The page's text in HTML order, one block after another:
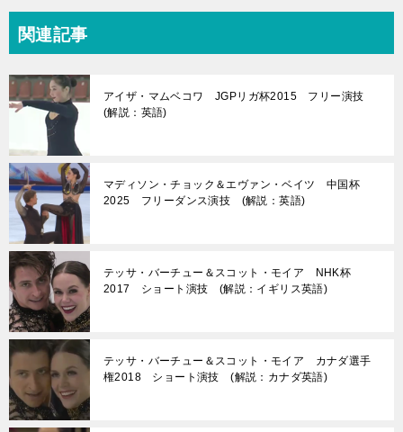
関連記事
アイザ・マムベコワ JGPリガ杯2015 フリー演技
(解説：英語)
マディソン・チョック＆エヴァン・ベイツ 中国杯
2025 フリーダンス演技 (解説：英語)
テッサ・バーチュー＆スコット・モイア NHK杯
2017 ショート演技 (解説：イギリス英語)
テッサ・バーチュー＆スコット・モイア カナダ選手
権2018 ショート演技 (解説：カナダ英語)